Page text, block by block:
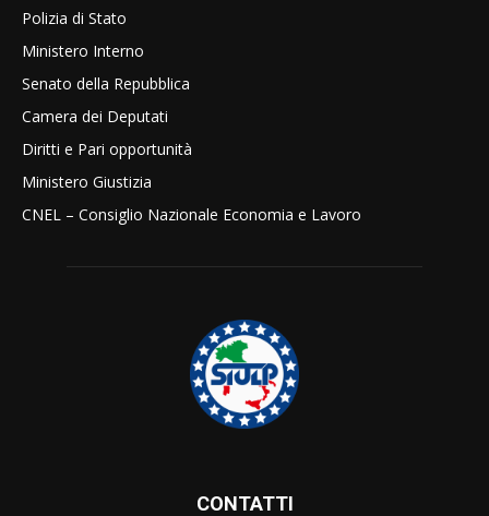
Polizia di Stato
Ministero Interno
Senato della Repubblica
Camera dei Deputati
Diritti e Pari opportunità
Ministero Giustizia
CNEL – Consiglio Nazionale Economia e Lavoro
CONTATTI